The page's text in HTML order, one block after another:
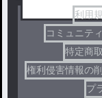
利用
コミュニテ
特定商
権利侵害情報の
プ